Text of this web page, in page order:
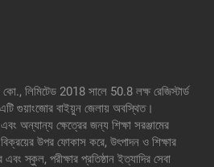
কো., লিমিটেড 2018 সালে 50.8 লক্ষ রেজিস্টার্ড
গুয়াংজোর বাইয়ুন জেলায় অবস্থিত।
অন্যান্য ক্ষেত্রের জন্য শিক্ষা সরঞ্জামের
উপর ফোকাস করে, উৎপাদন ও শিক্ষার
স্কুল, পরীক্ষার প্রতিষ্ঠান ইত্যাদির সেবা